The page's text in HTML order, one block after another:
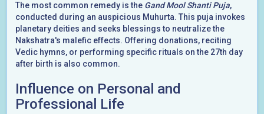
The most common remedy is the Gand Mool Shanti Puja,
conducted during an auspicious Muhurta. This puja invokes
planetary deities and seeks blessings to neutralize the
Nakshatra's malefic effects. Offering donations, reciting
Vedic hymns, or performing specific rituals on the 27th day
after birth is also common.
Influence on Personal and
Professional Life